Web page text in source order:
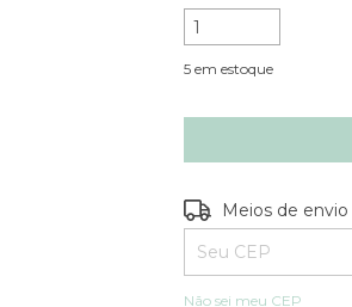
5 em estoque
Entregas para o CEP:
Meios de envio
Não sei meu CEP